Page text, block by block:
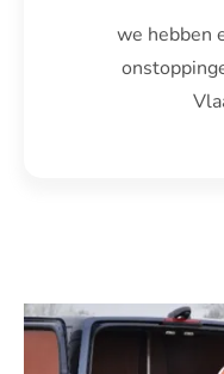
we hebben